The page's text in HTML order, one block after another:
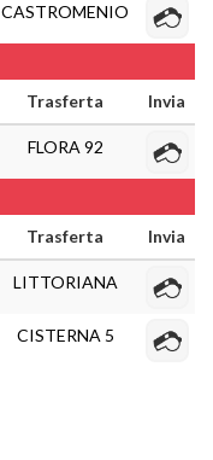
CASTROMENIO
Trasferta Invia
FLORA 92
Trasferta Invia
LITTORIANA
CISTERNA 5